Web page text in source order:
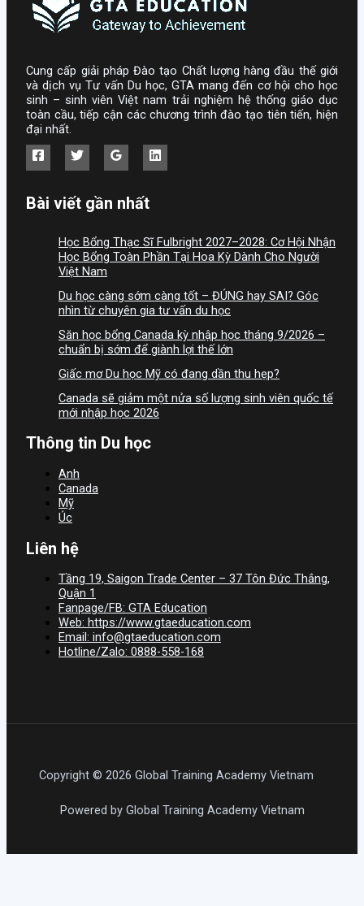
Cung cấp giải pháp Đào tạo Chất lượng hàng đầu thế giới
và dịch vụ Tư vấn Du học, GTA mang đến cơ hội cho học
sinh – sinh viên Việt nam trải nghiệm hệ thống giáo dục
toàn cầu, tiếp cận các chương trình đào tạo tiên tiến, hiện
đại nhất.
Bài viết gần nhất
Học Bổng Thạc Sĩ Fulbright 2027–2028: Cơ Hội Nhận
Học Bổng Toàn Phần Tại Hoa Kỳ Dành Cho Người
Việt Nam
Du học càng sớm càng tốt – ĐÚNG hay SAI? Góc
nhìn từ chuyên gia tư vấn du học
Săn học bổng Canada kỳ nhập học tháng 9/2026 –
chuẩn bị sớm để giành lợi thế lớn
Giấc mơ Du học Mỹ có đang dần thu hẹp?
Canada sẽ giảm một nửa số lượng sinh viên quốc tế
mới nhập học 2026
Thông tin Du học
Anh
Canada
Mỹ
Úc
Liên hệ
Tầng 19, Saigon Trade Center – 37 Tôn Đức Thắng,
Quận 1
Fanpage/FB: GTA Education
Web: https://www.gtaeducation.com
Email: info@gtaeducation.com
Hotline/Zalo: 0888-558-168
Copyright © 2026 Global Training Academy Vietnam
Powered by Global Training Academy Vietnam